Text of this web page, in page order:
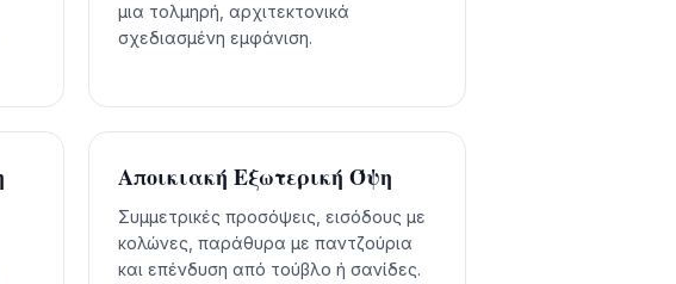
μια τολμηρή, αρχιτεκτονικά
σχεδιασμένη εμφάνιση.
Αποικιακή Εξωτερική Όψη
Συμμετρικές προσόψεις, εισόδους με
κολώνες, παράθυρα με παντζούρια
και επένδυση από τούβλο ή σανίδες.